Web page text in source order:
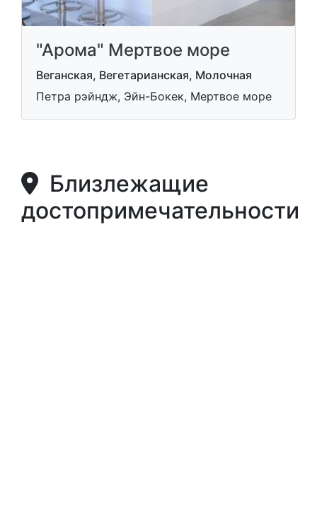
"Арома" Мертвое море
Веганская, Вегетарианская, Молочная
Петра рэйндж, Эйн-Бокек, Мертвое море
Близлежащие
достопримечательности